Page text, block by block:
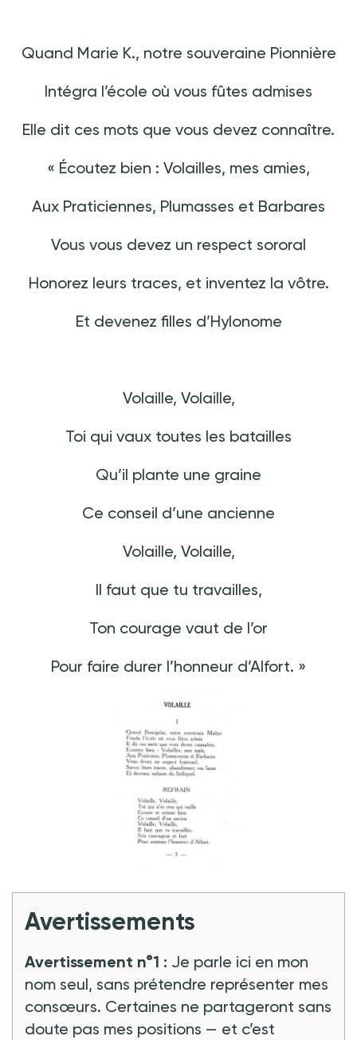
Quand Marie K., notre souveraine Pionnière
Intégra l’école où vous fûtes admises
Elle dit ces mots que vous devez connaître.
« Écoutez bien : Volailles, mes amies,
Aux Praticiennes, Plumasses et Barbares
Vous vous devez un respect sororal
Honorez leurs traces, et inventez la vôtre.
Et devenez filles d’Hylonome
Volaille, Volaille,
Toi qui vaux toutes les batailles
Qu’il plante une graine
Ce conseil d’une ancienne
Volaille, Volaille,
Il faut que tu travailles,
Ton courage vaut de l’or
Pour faire durer l’honneur d’Alfort. »
Avertissements
Avertissement n°1 : Je parle ici en mon
nom seul, sans prétendre représenter mes
consœurs. Certaines ne partageront sans
doute pas mes positions — et c’est